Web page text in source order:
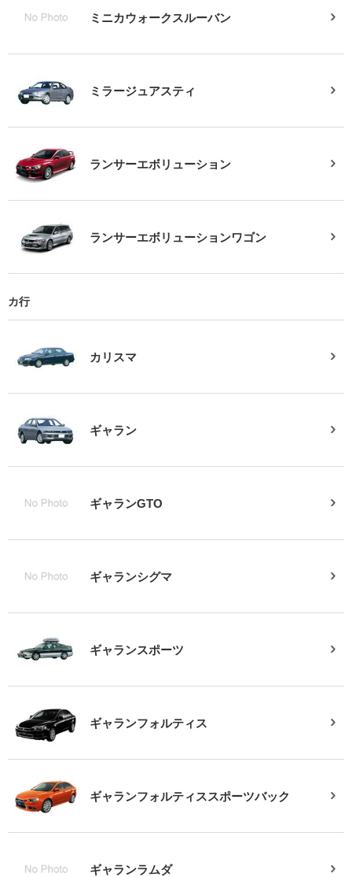
ミニカウォークスルーバン
ミラージュアスティ
ランサーエボリューション
ランサーエボリューションワゴン
カ行
カリスマ
ギャラン
ギャランGTO
ギャランシグマ
ギャランスポーツ
ギャランフォルティス
ギャランフォルティススポーツバック
ギャランラムダ